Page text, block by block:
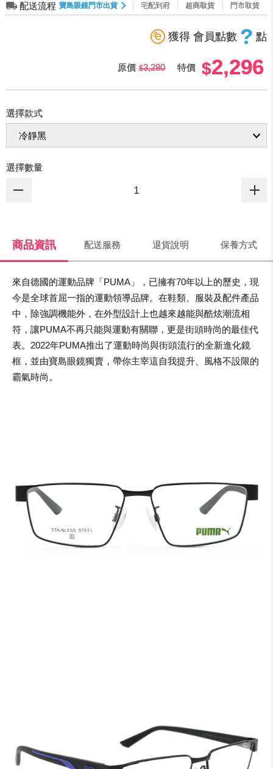
配送流程 寶島眼鏡門市出貨 宅配到府 超商取貨 門市取貨
獲得 會員點數 ? 點
原價 3,280 特價 2,296
選擇款式
選擇數量
商品資訊 配送服務 退貨說明 保養方式
來自德國的運動品牌「PUMA」，已擁有70年以上的歷史，現
今是全球首屈一指的運動領導品牌。在鞋類、服裝及配件產品
中，除強調機能外，在外型設計上也越來越能與酷炫潮流相
符，讓PUMA不再只能與運動有關聯，更是街頭時尚的最佳代
表。2022年PUMA推出了運動時尚與街頭流行的全新進化鏡
框，並由寶島眼鏡獨賣，帶你主宰這自我提升、風格不設限的
霸氣時尚。